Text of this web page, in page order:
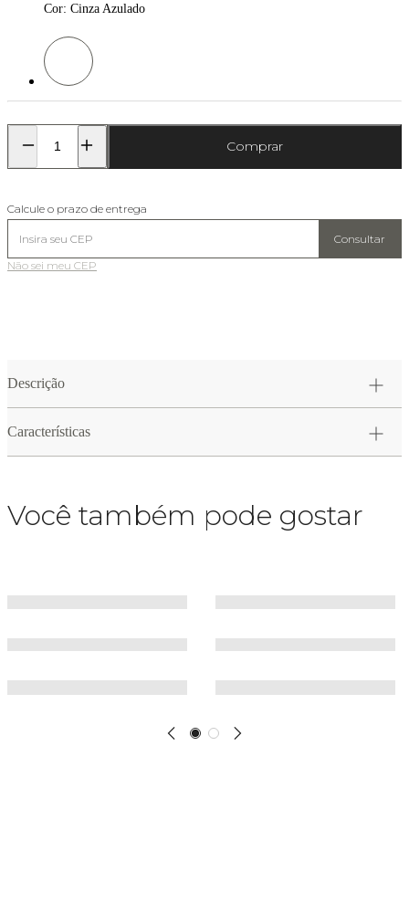
Cor: Cinza Azulado
Cor: Cinza Azulado
Comprar
Calcule o prazo de entrega
Consultar
Não sei meu CEP
Descrição
Características
Você também pode gostar